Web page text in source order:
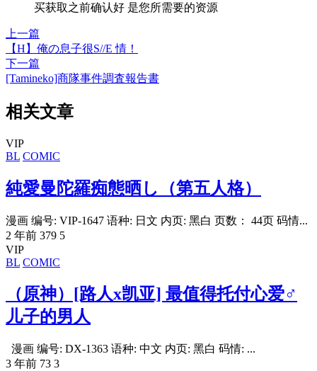
买获取之前确认好 是您所需要的资源
上一篇
【H】俺の息子很S//E 情！
下一篇
[Tamineko]商隊事件調査報告書
相关文章
VIP
BL COMIC
純愛曼陀羅痴態晒し（第五人格）
漫画 编号: VIP-1647 语种: 日文 内页: 黑白 页数： 44页 码情...
2 年前 379 5
VIP
BL COMIC
（原神）[路人x凯亚] 最值得托付心爱♂
儿子的男人
漫画 编号: DX-1363 语种: 中文 内页: 黑白 码情: ...
3 年前 73 3